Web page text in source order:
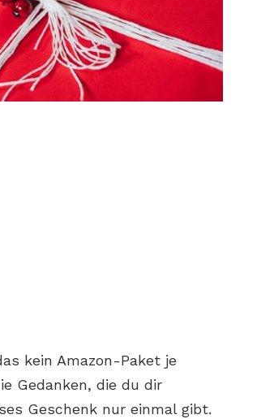
kein Amazon-Paket je
Gedanken, die du dir
Geschenk nur einmal gibt.